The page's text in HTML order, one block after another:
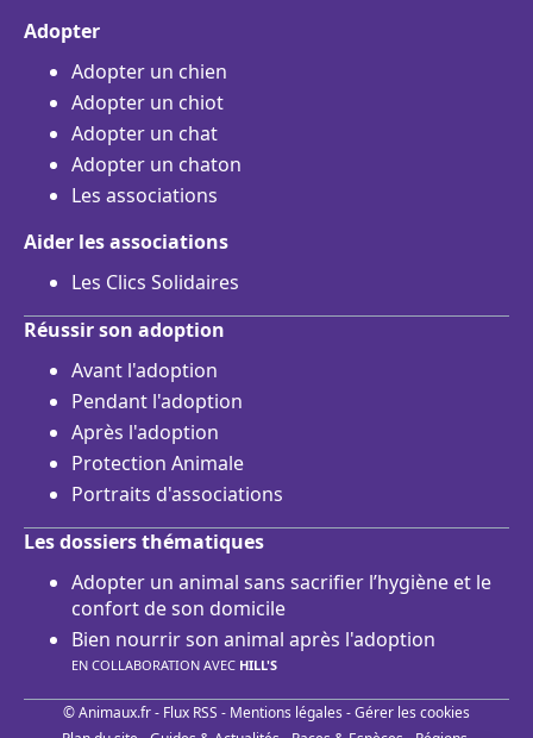
Adopter
Adopter un chien
Adopter un chiot
Adopter un chat
Adopter un chaton
Les associations
Aider les associations
Les Clics Solidaires
Réussir son adoption
Avant l'adoption
Pendant l'adoption
Après l'adoption
Protection Animale
Portraits d'associations
Les dossiers thématiques
Adopter un animal sans sacrifier l’hygiène et le
confort de son domicile
Bien nourrir son animal après l'adoption
EN COLLABORATION AVEC HILL'S
© Animaux.fr - Flux RSS - Mentions légales -Gérer les cookies